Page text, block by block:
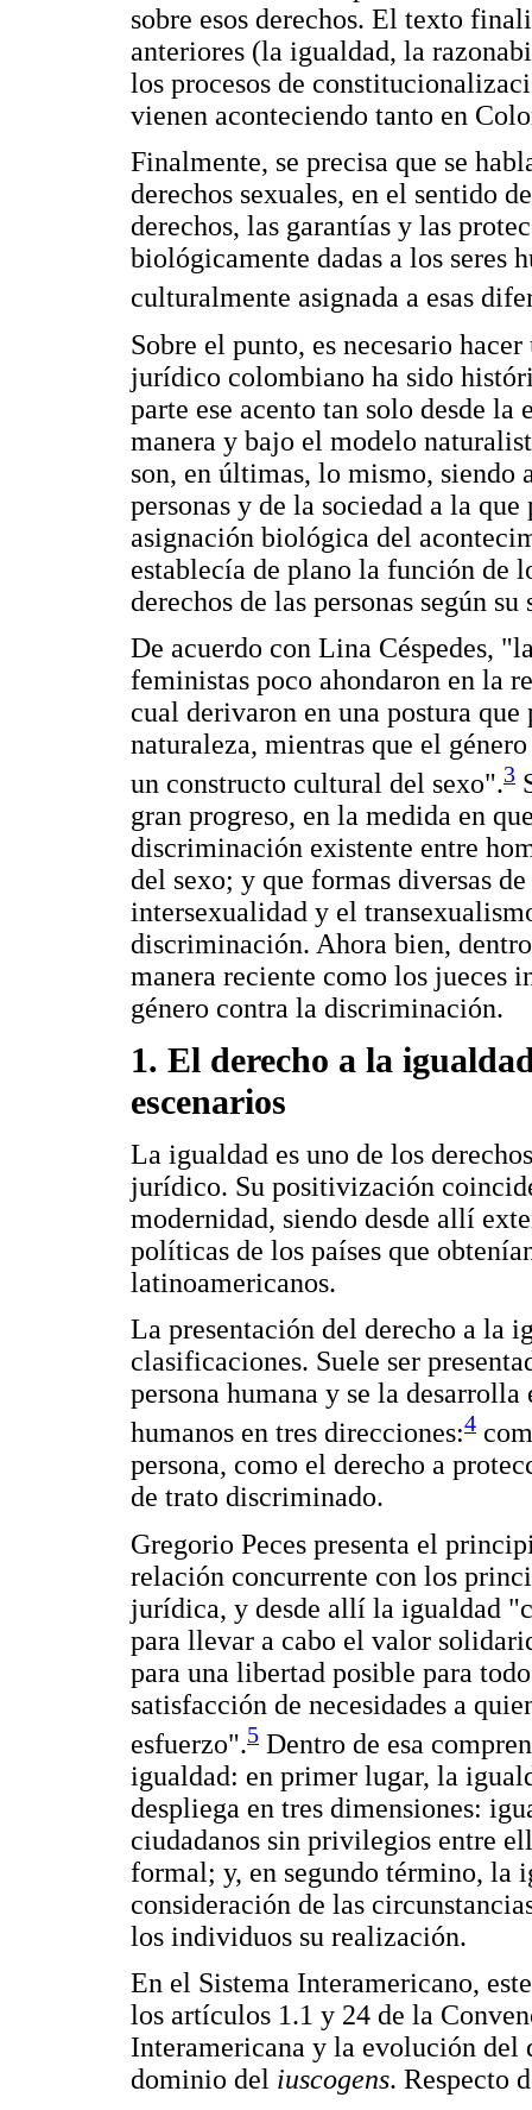
sobre esos derechos. El texto
anteriores (la igualdad, la
los procesos de
vienen aconteciendo tanto en
Finalmente, se precisa que se
derechos sexuales, en el sentido
derechos, las garantías y las
biológicamente dadas a los seres
culturalmente asignada a esas
Sobre el punto, es necesario
jurídico colombiano ha sido
parte ese acento tan solo desde
manera y bajo el modelo
son, en últimas, lo mismo, siendo
personas y de la sociedad a la
asignación biológica del
establecía de plano la función de
derechos de las personas según su
De acuerdo con Lina Céspedes,
feministas poco ahondaron en la
cual derivaron en una postura
naturaleza, mientras que el
un constructo cultural del sexo".3
gran progreso, en la medida en
discriminación existente entre
del sexo; y que formas diversas
intersexualidad y el
discriminación. Ahora bien,
manera reciente como los jueces
género contra la discriminación.
1. El derecho a la
escenarios
La igualdad es uno de los
jurídico. Su positivización
modernidad, siendo desde allí
políticas de los países que
latinoamericanos.
La presentación del derecho a la
clasificaciones. Suele ser
persona humana y se la
humanos en tres direcciones:4
persona, como el derecho a
de trato discriminado.
Gregorio Peces presenta el
relación concurrente con los
jurídica, y desde allí la igualdad
para llevar a cabo el valor
para una libertad posible para
satisfacción de necesidades a
esfuerzo".5 Dentro de esa
igualdad: en primer lugar, la
despliega en tres dimensiones:
ciudadanos sin privilegios entre
formal; y, en segundo término, la
consideración de las
los individuos su realización.
En el Sistema Interamericano,
los artículos 1.1 y 24 de la
Interamericana y la evolución del
dominio del iuscogens. Respecto